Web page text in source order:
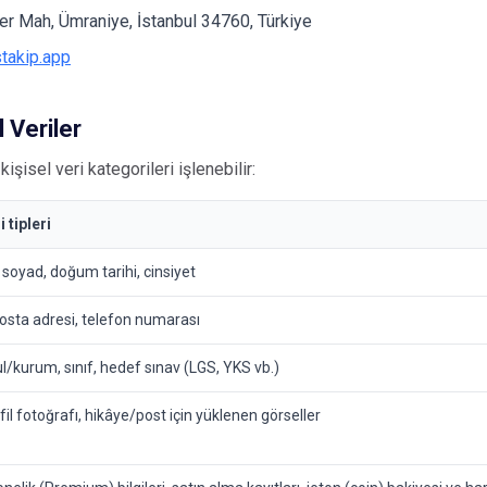
Mah, Ümraniye, İstanbul 34760, Türkiye
Veriler
veri kategorileri işlenebilir:
tipleri
soyad, doğum tarihi, cinsiyet
adresi, telefon numarası
kurum, sınıf, hedef sınav (LGS, YKS vb.)
fotoğrafı, hikâye/post için yüklenen görseller